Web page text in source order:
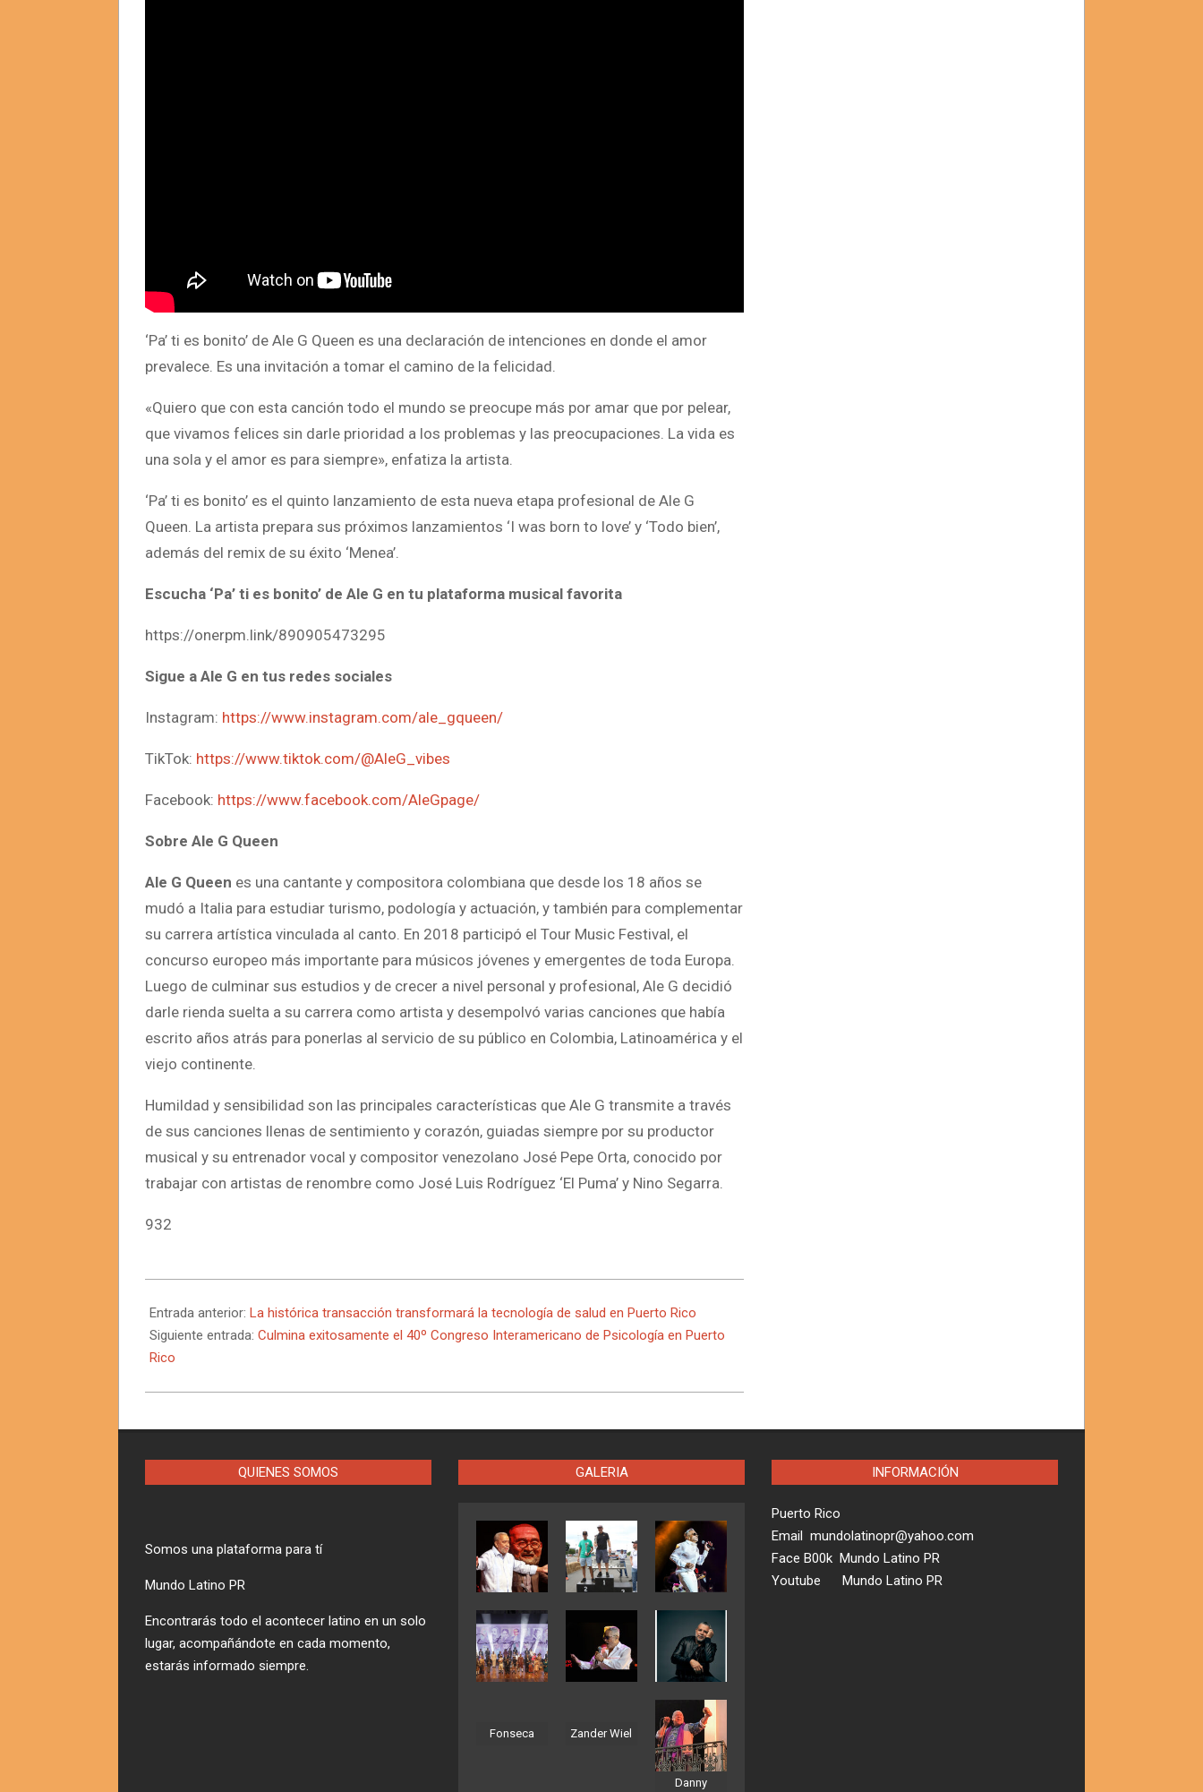
‘Pa’ ti es bonito’ de Ale G Queen es una declaración de intenciones en donde el amor
prevalece. Es una invitación a tomar el camino de la felicidad.
«Quiero que con esta canción todo el mundo se preocupe más por amar que por pelear,
que vivamos felices sin darle prioridad a los problemas y las preocupaciones. La vida es
una sola y el amor es para siempre», enfatiza la artista.
‘Pa’ ti es bonito’ es el quinto lanzamiento de esta nueva etapa profesional de Ale G
Queen. La artista prepara sus próximos lanzamientos ‘I was born to love’ y ‘Todo bien’,
además del remix de su éxito ‘Menea’.
Escucha ‘Pa’ ti es bonito’ de Ale G en tu plataforma musical favorita
https://onerpm.link/890905473295
Sigue a Ale G en tus redes sociales
Instagram: https://www.instagram.com/ale_gqueen/
TikTok: https://www.tiktok.com/@AleG_vibes
Facebook: https://www.facebook.com/AleGpage/
Sobre Ale G Queen
Ale G Queen es una cantante y compositora colombiana que desde los 18 años se
mudó a Italia para estudiar turismo, podología y actuación, y también para complementar
su carrera artística vinculada al canto. En 2018 participó el Tour Music Festival, el
concurso europeo más importante para músicos jóvenes y emergentes de toda Europa.
Luego de culminar sus estudios y de crecer a nivel personal y profesional, Ale G decidió
darle rienda suelta a su carrera como artista y desempolvó varias canciones que había
escrito años atrás para ponerlas al servicio de su público en Colombia, Latinoamérica y el
viejo continente.
Humildad y sensibilidad son las principales características que Ale G transmite a través
de sus canciones llenas de sentimiento y corazón, guiadas siempre por su productor
musical y su entrenador vocal y compositor venezolano José Pepe Orta, conocido por
trabajar con artistas de renombre como José Luis Rodríguez ‘El Puma’ y Nino Segarra.
932
07-
20
Entrada anterior: La histórica transacción transformará la tecnología de salud en Puerto Rico
Siguiente entrada: Culmina exitosamente el 40º Congreso Interamericano de Psicología en Puerto
Rico
QUIENES SOMOS
Somos una plataforma para tí
Mundo Latino PR
Encontrarás todo el acontecer latino en un solo
lugar, acompañándote en cada momento,
estarás informado siempre.
GALERIA
Fonseca Zander Wiel
Danny
INFORMACIÓN
Puerto Rico
Email mundolatinopr@yahoo.com
Face B00k Mundo Latino PR
Youtube Mundo Latino PR